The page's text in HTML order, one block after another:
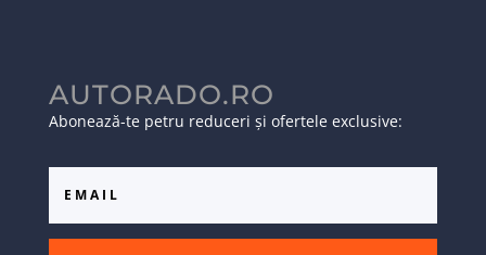
AUTORADO.RO
Abonează-te petru reduceri și ofertele exclusive: